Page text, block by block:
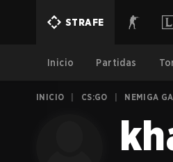
STRAFE
Inicio Partidas
INICIO CS:GO NEMIGA